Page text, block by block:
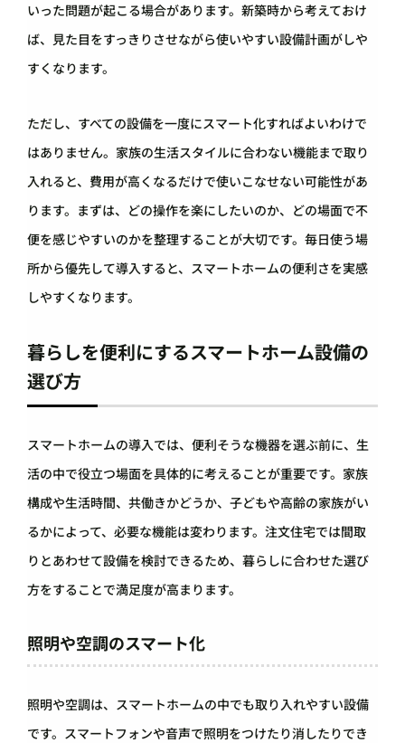
いった問題が起こる場合があります。新築時から考えておけ
ば、見た目をすっきりさせながら使いやすい設備計画がしや
すくなります。
ただし、すべての設備を一度にスマート化すればよいわけで
はありません。家族の生活スタイルに合わない機能まで取り
入れると、費用が高くなるだけで使いこなせない可能性があ
ります。まずは、どの操作を楽にしたいのか、どの場面で不
便を感じやすいのかを整理することが大切です。毎日使う場
所から優先して導入すると、スマートホームの便利さを実感
しやすくなります。
暮らしを便利にするスマートホーム設備の
選び方
スマートホームの導入では、便利そうな機器を選ぶ前に、生
活の中で役立つ場面を具体的に考えることが重要です。家族
構成や生活時間、共働きかどうか、子どもや高齢の家族がい
るかによって、必要な機能は変わります。注文住宅では間取
りとあわせて設備を検討できるため、暮らしに合わせた選び
方をすることで満足度が高まります。
照明や空調のスマート化
照明や空調は、スマートホームの中でも取り入れやすい設備
です。スマートフォンや音声で照明をつけたり消したりでき